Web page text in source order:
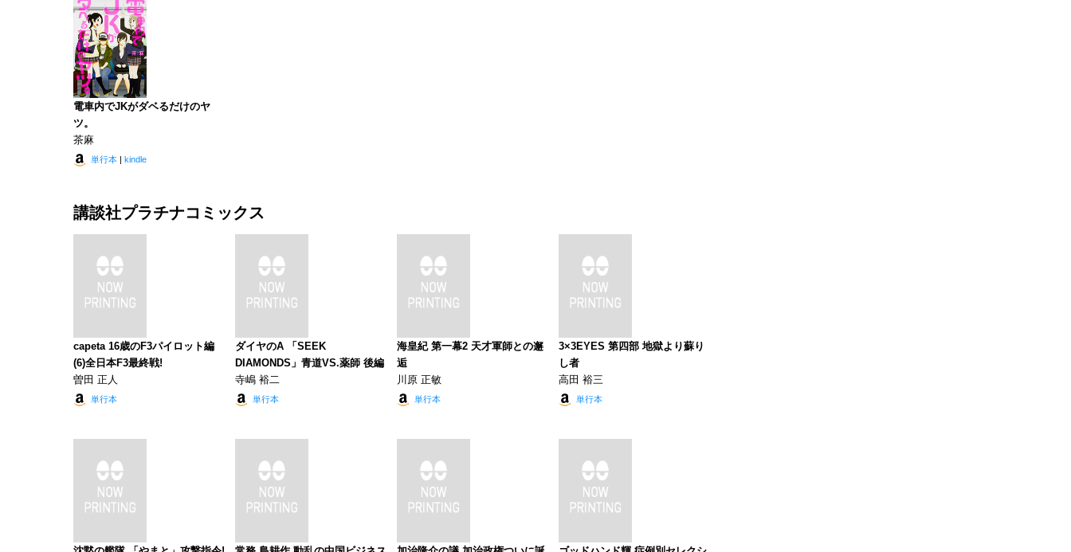
電車内でJKがダベるだけのヤ
ツ。
茶麻
単行本 kindle
講談社プラチナコミックス
capeta 16歳のF3パイロット編
(6)全日本F3最終戦!
曽田 正人
単行本
ダイヤのA 「SEEK
DIAMONDS」青道VS.薬師 後編
寺嶋 裕二
単行本
海皇紀 第一幕2 天才軍師との邂
逅
川原 正敏
単行本
3×3EYES 第四部 地獄より蘇り
し者
高田 裕三
単行本